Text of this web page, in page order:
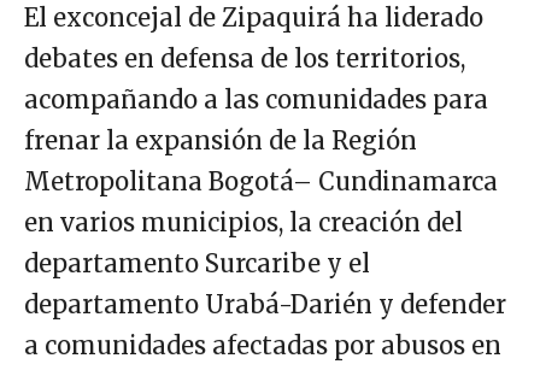
El exconcejal de Zipaquirá ha liderado
debates en defensa de los territorios,
acompañando a las comunidades para
frenar la expansión de la Región
Metropolitana Bogotá– Cundinamarca
en varios municipios, la creación del
departamento Surcaribe y el
departamento Urabá-Darién y defender
a comunidades afectadas por abusos en